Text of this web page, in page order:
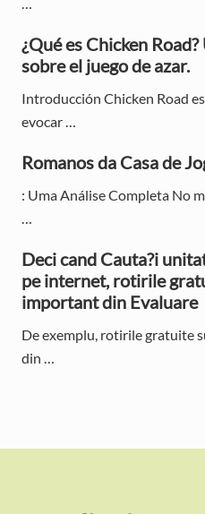
i
d
e
b
a
r
¿Qué es Chicken
sobre el juego de azar.
Introducción Chicken Road
evocar …
Romanos da Casa de
: Uma Análise Completa No
…
Deci cand Cauta?i
pe internet, rotirile
important din Evaluare
De exemplu, rotirile gratuite
din …